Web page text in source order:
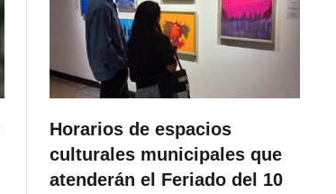
Horarios de espacios
culturales municipales que
atenderán el Feriado del 10